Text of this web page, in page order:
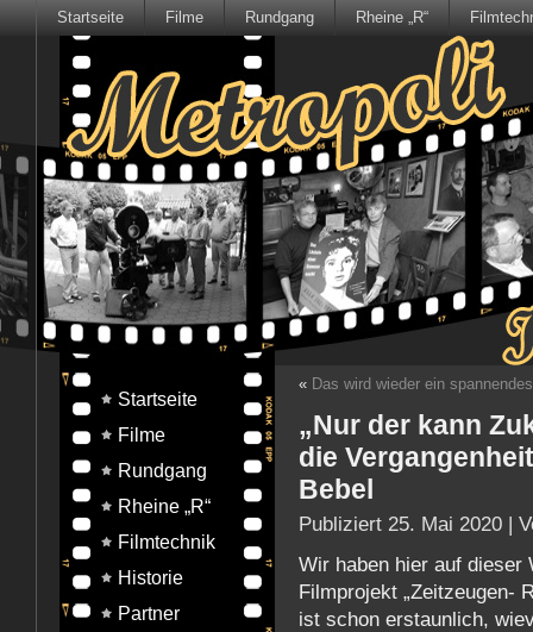
Startseite Filme Rundgang Rheine „R“
Startseite
Filme
Rundgang
Rheine „R“
Filmtechnik
Historie
Partner
« Das wird wieder ein
„Nur der kann
die
Bebel
Publiziert 25. Mai 2020 |
Wir haben hier auf dieser
Filmprojekt „Zeitzeugen-
ist schon erstaunlich,